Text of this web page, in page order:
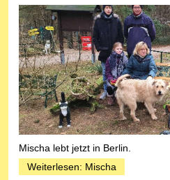
Mischa lebt jetzt in Berlin.
Weiterlesen: Mischa